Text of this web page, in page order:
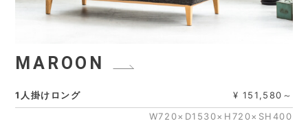
MAROON
1人掛けロング
¥ 151,580～
W720×D1530×H720×SH400